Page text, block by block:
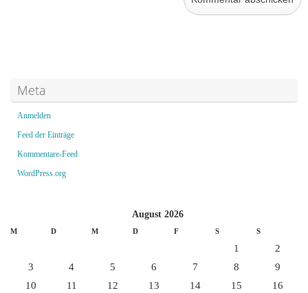
Meta
Anmelden
Feed der Einträge
Kommentare-Feed
WordPress.org
August 2026
M D M D F S S
1
2
3
4 5 6 7 8
9
10
11 12 13 14 15 16